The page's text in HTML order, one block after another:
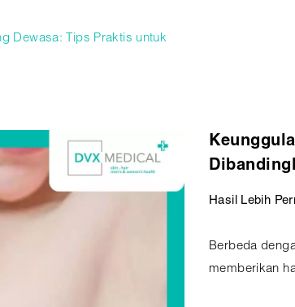
Dewasa: Tips Praktis untuk
Hasil Lebih
Berbeda
memberikan